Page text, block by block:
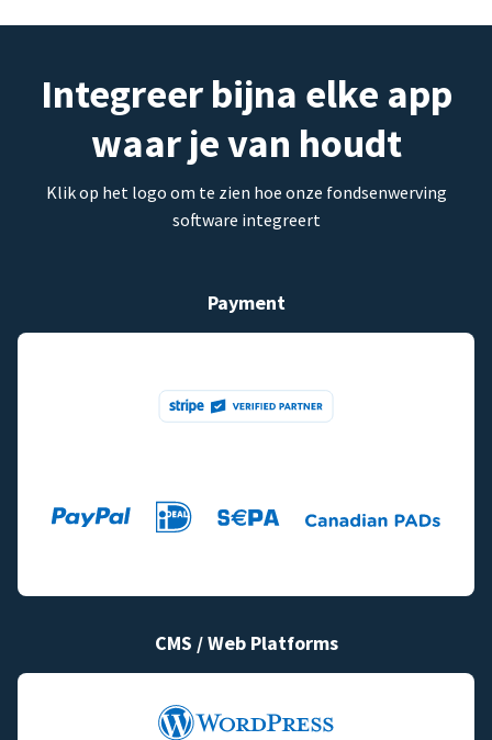
Integreer bijna elke app
waar je van houdt
Klik op het logo om te zien hoe onze fondsenwerving
software integreert
Payment
CMS / Web Platforms